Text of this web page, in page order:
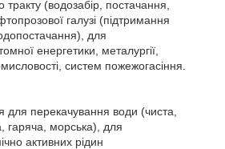
(водозабір, постачання,
галузі (підтримання
для
енергетики, металургії,
систем пожежогасіння.
для перекачування води (чиста,
гаряча, морська), для
активних рідин